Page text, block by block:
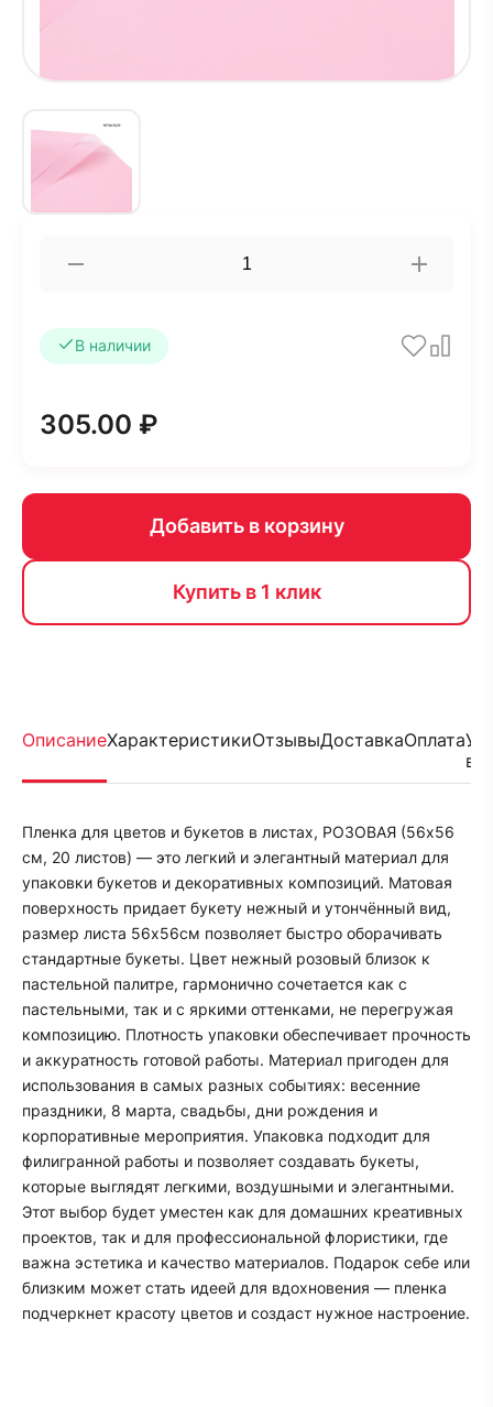
В наличии
305.00 ₽
Добавить в корзину
Купить в 1 клик
ОписаниеХарактеристикиОтзывыДоставкаОплата
Пленка для цветов и букетов в листах, РОЗОВАЯ (56х56
см, 20 листов) — это легкий и элегантный материал для
упаковки букетов и декоративных композиций. Матовая
поверхность придает букету нежный и утончённый вид,
размер листа 56х56см позволяет быстро оборачивать
стандартные букеты. Цвет нежный розовый близок к
пастельной палитре, гармонично сочетается как с
пастельными, так и с яркими оттенками, не перегружая
композицию. Плотность упаковки обеспечивает прочность
и аккуратность готовой работы. Материал пригоден для
использования в самых разных событиях: весенние
праздники, 8 марта, свадьбы, дни рождения и
корпоративные мероприятия. Упаковка подходит для
филигранной работы и позволяет создавать букеты,
которые выглядят легкими, воздушными и элегантными.
Этот выбор будет уместен как для домашних креативных
проектов, так и для профессиональной флористики, где
важна эстетика и качество материалов. Подарок себе или
близким может стать идеей для вдохновения — пленка
подчеркнет красоту цветов и создаст нужное настроение.